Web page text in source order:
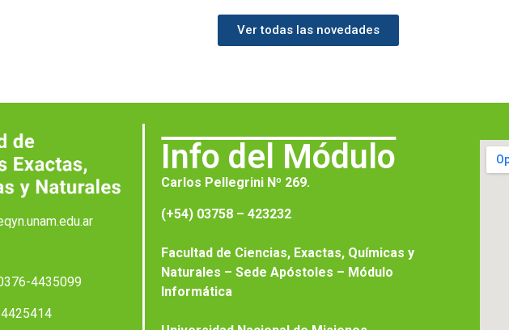
Ver todas las novedades
4435099
Info del Módulo
Carlos Pellegrini Nº 269.
(+54) 03758 – 423232
Facultad de Ciencias, Exactas, Químicas y
Naturales – Sede Apóstoles – Módulo
Informática